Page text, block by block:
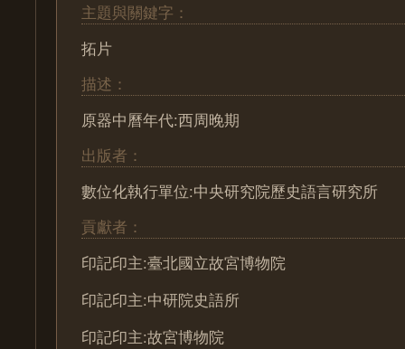
主題與關鍵字：
拓片
描述：
原器中曆年代:西周晚期
出版者：
數位化執行單位:中央研究院歷史語言研究所
貢獻者：
印記印主:臺北國立故宮博物院
印記印主:中研院史語所
印記印主:故宮博物院